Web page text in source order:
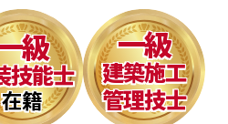
級
技能士
在籍
一級
建築施工
管理技士